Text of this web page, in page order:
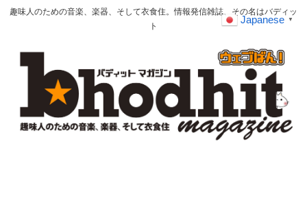
趣味人のための音楽、楽器、そして衣食住。情報発信雑誌、その名はバディッ
ト
Japanese ▼